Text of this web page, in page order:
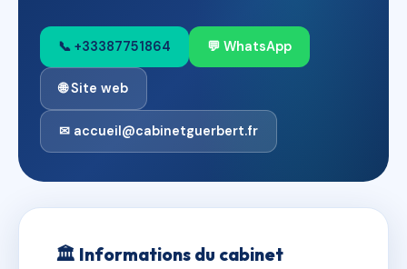
📞 +33387751864 💬 WhatsApp
🌐 Site web
✉ accueil@cabinetguerbert.fr
🏛 Informations du cabinet